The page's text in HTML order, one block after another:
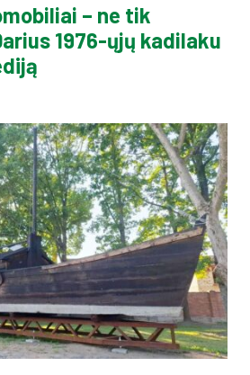
– ne tik
1976-ųjų kadilaku